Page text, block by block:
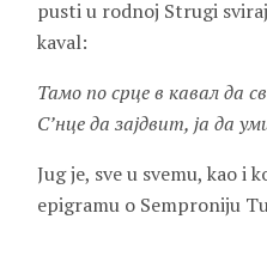
pusti u rodnoj Strugi
kaval:
Тамо по срце в кавал да
С’нце да зајдвит, ја да
Jug je, sve u svemu, kao i
epigramu o Semproniju